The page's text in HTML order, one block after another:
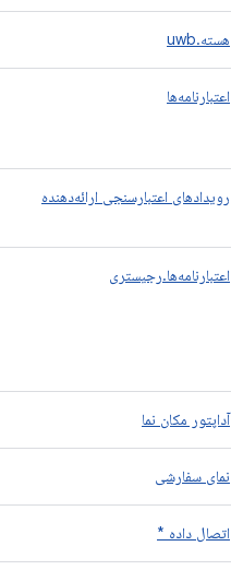
هسته.uwb
اعتبارنامه‌ها
رویدادهای اعتبارسنجی ارائه‌دهنده
اعتبارنامه‌ها.رجیستری
آداپتور مکان نما
نمای سفارشی
اتصال داده *